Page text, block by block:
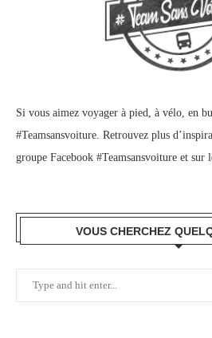
Si vous aimez voyager à pied, à vélo, en
#Teamsansvoiture. Retrouvez plus
groupe Facebook #Teamsansvoiture et sur
VOUS CHERCHEZ